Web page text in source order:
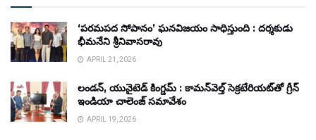
‘పరమపద సోపానం’ ఘనవిజయం సాధిస్తుంది : దర్శకుడు
భీమనేని శ్రీనివాసరావు
APRIL 21, 2026
లండన్, యునైటెడ్ కింగ్డమ్ : కామన్‌వెల్త్ సెక్రటేరియట్‌తో గ్రీన్
ఇండియా చాలెంజ్ సమావేశం
APRIL 19, 2026